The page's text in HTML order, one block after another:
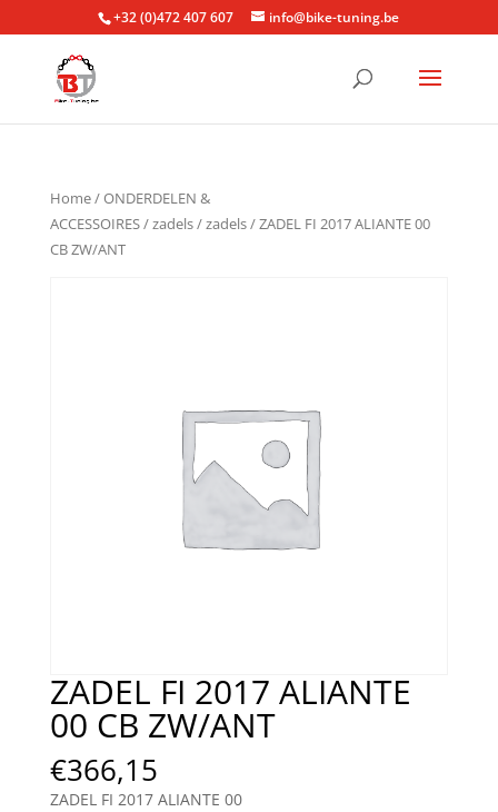
+32 (0)472 407 607 info@bike-tuning.be
Home/ONDERDELEN &
ACCESSOIRES/zadels/zadels/ ZADEL FI 2017 ALIANTE 00
CB ZW/ANT
ZADEL FI 2017 ALIANTE
00 CB ZW/ANT
€366,15
ZADEL FI 2017 ALIANTE 00